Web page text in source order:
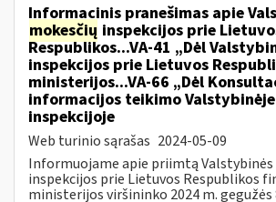
Informacinis pranešimas apie
mokesčių inspekcijos prie
Respublikos...VA-41 „Dėl
inspekcijos prie Lietuvos
ministerijos...VA-66 „Dėl
informacijos teikimo Valstybinėje
inspekcijoje
Web turinio sąrašas 2024-05-09
Informuojame apie priimtą Valstybinės
inspekcijos prie Lietuvos Respublikos
ministerijos viršininko 2024 m. gegužės